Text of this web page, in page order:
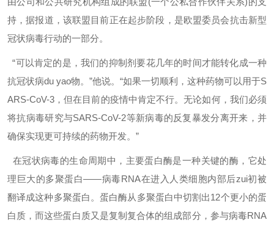
持，据报道，该联盟目前正在起步阶段，是欧盟委员会抗击新型
冠状病毒行动的一部分。
“可以肯定的是，我们的抑制剂要花几年的时间才能转化成一种
抗冠状病du yao物。”他说。“如果一切顺利，这种药物可以用于S
ARS-CoV-3，但在目前的疫情中肯定不行。无论如何，我们必须
将抗病毒研究与SARS-CoV-2等新病毒的反复暴发分离开来，并
确保实现更可持续的药物开发。”
在冠状病毒的生命周期中，主要蛋白酶是一种关键的酶，它处
理巨大的多聚蛋白——病毒RNA在进入人类细胞内部后zui初被
翻译成这种多聚蛋白。蛋白酶从多聚蛋白中切割出12个更小的蛋
白质，而这些蛋白质又是复制复合体的组成部分，参与病毒RNA